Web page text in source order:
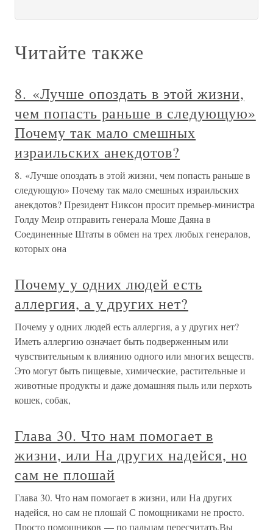
Читайте также
8. «Лучше опоздать в этой жизни,
чем попасть раньше в следующую»
Почему так мало смешных
израильских анекдотов?
8. «Лучше опоздать в этой жизни, чем попасть раньше в
следующую» Почему так мало смешных израильских
анекдотов? Президент Никсон просит премьер-министра
Голду Меир отправить генерала Моше Даяна в
Соединенные Штаты в обмен на трех любых генералов,
которых она
Почему у одних людей есть
аллергия, а у других нет?
Почему у одних людей есть аллергия, а у других нет?
Иметь аллергию означает быть подверженным или
чувствительным к влиянию одного или многих веществ.
Это могут быть пищевые, химические, растительные и
животные продукты и даже домашняя пыль или перхоть
кошек, собак,
Глава 30. Что нам помогает в
жизни, или На других надейся, но
сам не плошай
Глава 30. Что нам помогает в жизни, или На других
надейся, но сам не плошай С помощниками не просто.
Просто помощников — по пальцам пересчитать.Вы